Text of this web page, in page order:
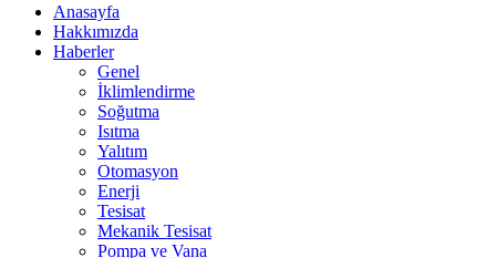
Anasayfa
Hakkımızda
Haberler
Genel
İklimlendirme
Soğutma
Isıtma
Yalıtım
Otomasyon
Enerji
Tesisat
Mekanik Tesisat
Pompa ve Vana